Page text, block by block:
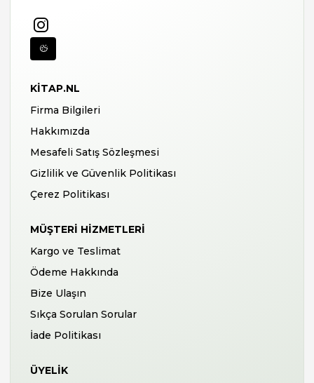
KITAP.NL
Firma Bilgileri
Hakkımızda
Mesafeli Satış Sözleşmesi
Gizlilik ve Güvenlik Politikası
Çerez Politikası
MÜŞTERI HIZMETLERI
Kargo ve Teslimat
Ödeme Hakkında
Bize Ulaşın
Sıkça Sorulan Sorular
İade Politikası
ÜYELIK